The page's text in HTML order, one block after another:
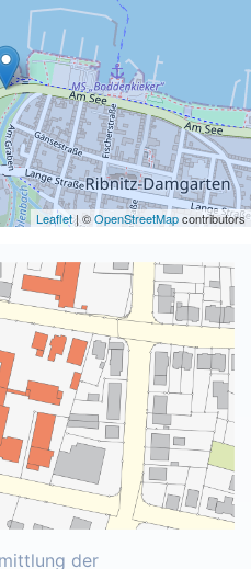
Leaflet| ©OpenStreetMapcontributors
der